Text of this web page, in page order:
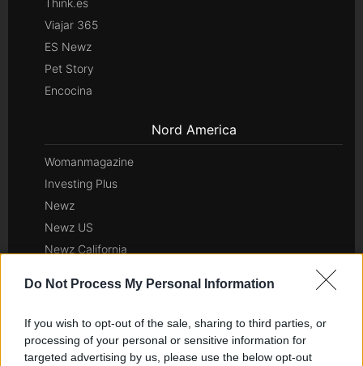
Do Not Process My Personal Information
If you wish to opt-out of the sale, sharing to third parties, or
processing of your personal or sensitive information for
targeted advertising by us, please use the below opt-out
Viajar 365
ES Newz
Pet Story
Encocina
Nord America
Womanmagazine
Investing Plus
Newz
Newz US
Newz California
Newz Florida
Newz Pennsylvania
Newz Illinois